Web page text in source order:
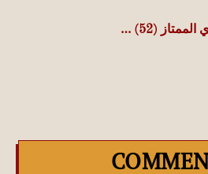
سجل نتائج الدوري المصري الممتاز (52) …